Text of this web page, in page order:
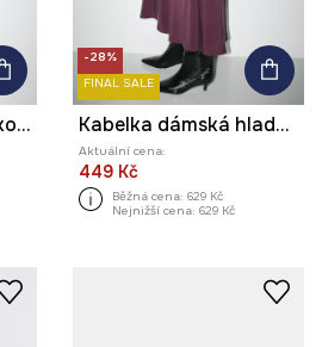
Kabelka dámská z ekokůže
-28%
FINAL SALE
Kabelka dámská hladký povrch
Aktuální cena:
449 Kč
Běžná cena: 629 Kč
Nejnižší cena: 629 Kč